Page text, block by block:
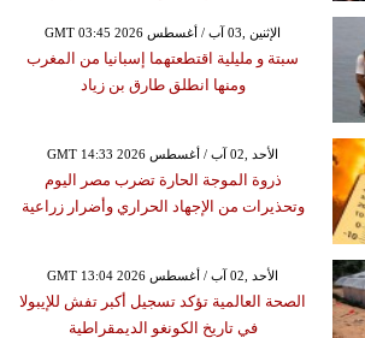
GMT 03:45 2026 الإثنين ,03 آب / أغسطس
سبتة و مليلية اقتطعتهما إسبانيا من المغرب
ومنها انطلق طارق بن زياد
GMT 14:33 2026 الأحد ,02 آب / أغسطس
ذروة الموجة الحارة تضرب مصر اليوم
وتحذيرات من الإجهاد الحراري وأضرار زراعية
GMT 13:04 2026 الأحد ,02 آب / أغسطس
الصحة العالمية تؤكد تسجيل أكبر تفش للإيبولا
في تاريخ الكونغو الديمقراطية